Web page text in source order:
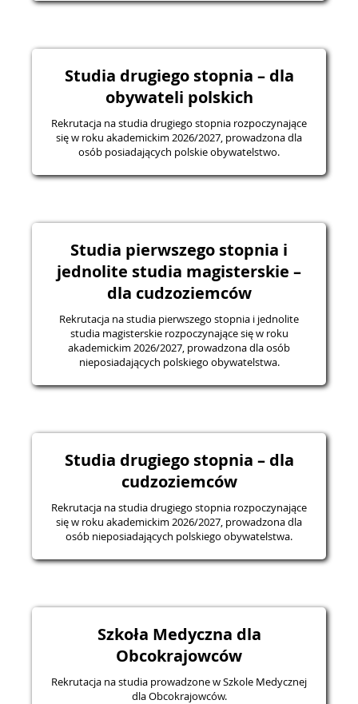
Studia drugiego stopnia – dla
obywateli polskich
Rekrutacja na studia drugiego stopnia rozpoczynające
się w roku akademickim 2026/2027, prowadzona dla
osób posiadających polskie obywatelstwo.
Studia pierwszego stopnia i
jednolite studia magisterskie –
dla cudzoziemców
Rekrutacja na studia pierwszego stopnia i jednolite
studia magisterskie rozpoczynające się w roku
akademickim 2026/2027, prowadzona dla osób
nieposiadających polskiego obywatelstwa.
Studia drugiego stopnia – dla
cudzoziemców
Rekrutacja na studia drugiego stopnia rozpoczynające
się w roku akademickim 2026/2027, prowadzona dla
osób nieposiadających polskiego obywatelstwa.
Szkoła Medyczna dla
Obcokrajowców
Rekrutacja na studia prowadzone w Szkole Medycznej
dla Obcokrajowców.